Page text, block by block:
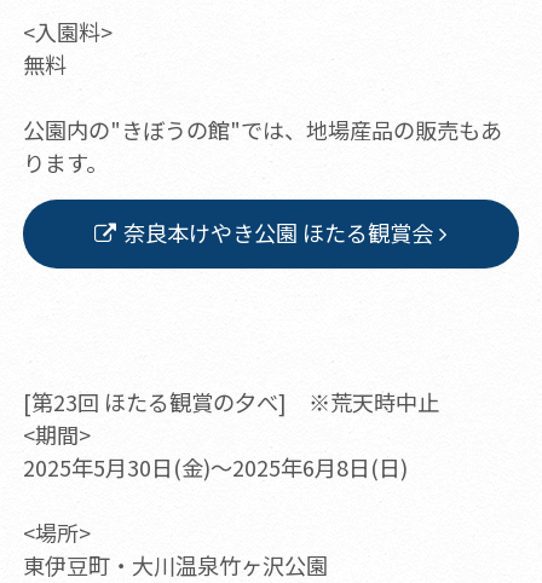
<入園料>
無料
公園内の"きぼうの館"では、地場産品の販売もあ
ります。
奈良本けやき公園 ほたる観賞会
[第23回 ほたる観賞の夕べ] ※荒天時中止
<期間>
2025年5月30日(金)～2025年6月8日(日)
<場所>
東伊豆町・大川温泉竹ヶ沢公園